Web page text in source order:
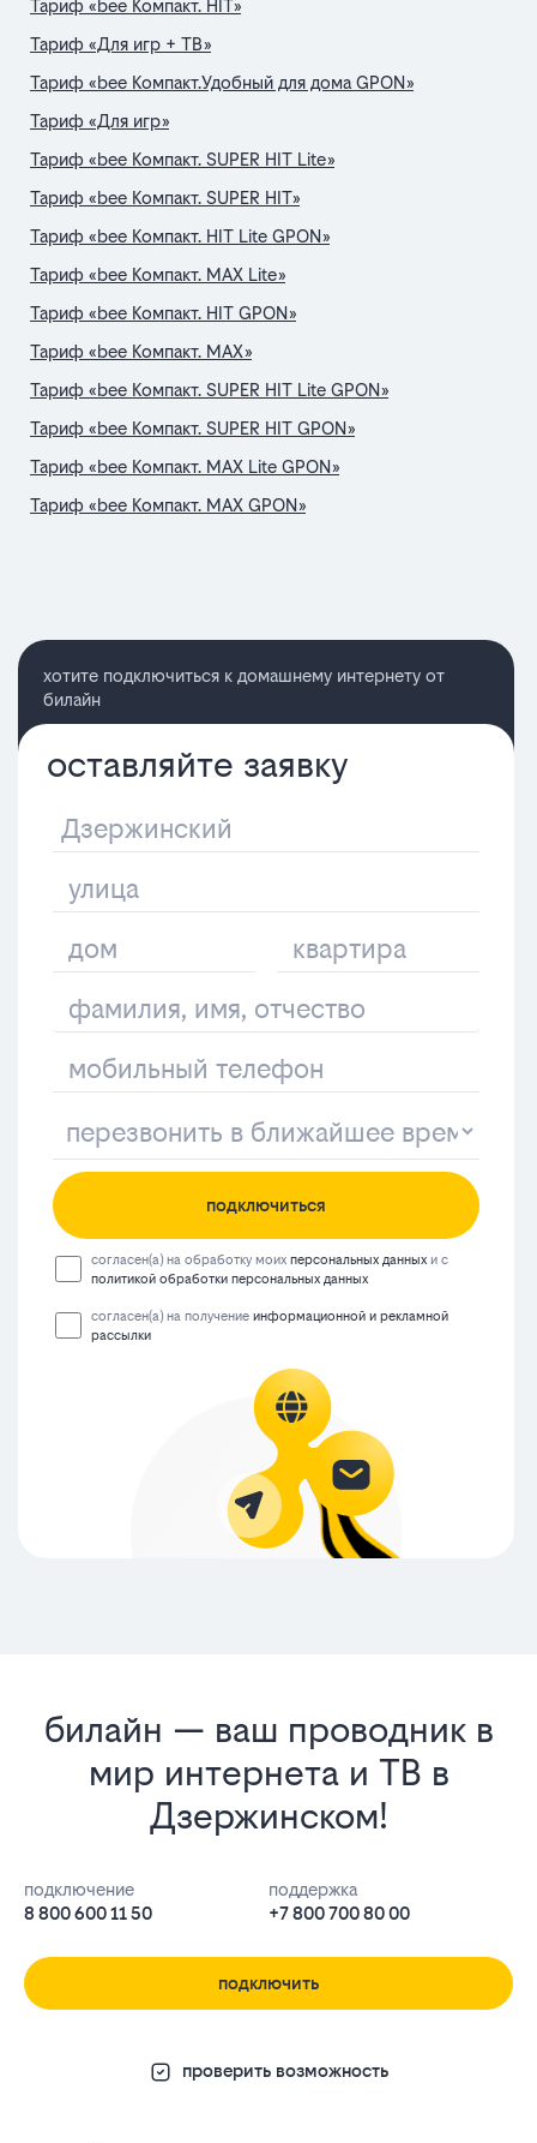
Тариф «bee Компакт. HIT»
Тариф «Для игр + ТВ»
Тариф «bee Компакт.Удобный для дома GPON»
Тариф «Для игр»
Тариф «bee Компакт. SUPER HIT Lite»
Тариф «bee Компакт. SUPER HIT»
Тариф «bee Компакт. HIT Lite GPON»
Тариф «bee Компакт. MAX Lite»
Тариф «bee Компакт. HIT GPON»
Тариф «bee Компакт. MAX»
Тариф «bee Компакт. SUPER HIT Lite GPON»
Тариф «bee Компакт. SUPER HIT GPON»
Тариф «bee Компакт. MAX Lite GPON»
Тариф «bee Компакт. MAX GPON»
хотите подключиться к домашнему интернету от
билайн
оставляйте заявку
подключиться
согласен(а) на обработку моихперсональных данных и с
политикой обработки персональных данных
согласен(а) на получениеинформационной и рекламной
рассылки
билайн — ваш проводник в
мир интернета и ТВ в
Дзержинском!
подключение
8 800 600 11 50
поддержка
+7 800 700 80 00
подключить
проверить возможность